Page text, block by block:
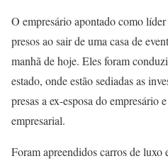
O empresário apontado como
presos ao sair de uma casa de
manhã de hoje. Eles foram
estado, onde estão sediadas as
presas a ex-esposa do
empresarial.
Foram apreendidos carros de luxo